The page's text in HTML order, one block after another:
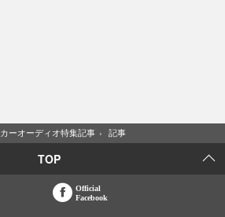
カーオーディオ特集記事 › 記事
TOP
Official
Facebook